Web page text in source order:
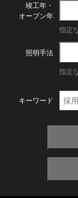
竣工年・
オープン年
指定
照明手法
指定
キーワード